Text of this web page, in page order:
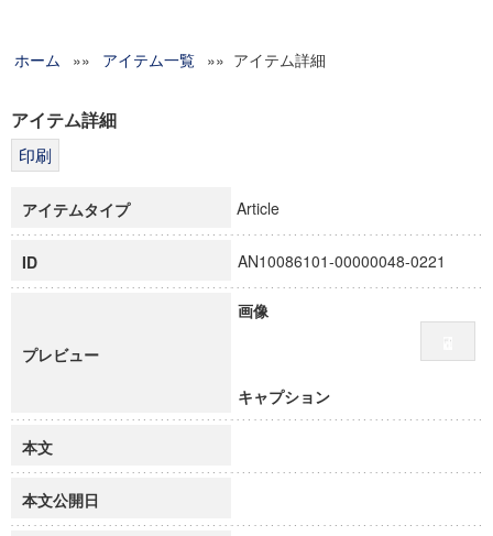
グローバルリサーチインスティテュート
科学研究費補助金研究成果報告書
博士課程教育リーディングプログラム「超成熟社会発展のサ
ホーム »» アイテム一覧 »» アイテム詳細
アイテム詳細
アイテムタイプ Article
ID AN10086101-00000048-0221
プレビュー
画像
キャプション
本文
本文公開日